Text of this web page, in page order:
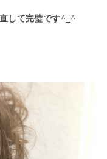
して完璧です^_^